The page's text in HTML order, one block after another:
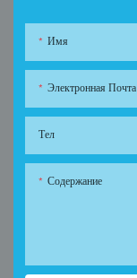
Имя
Электронная Почта
Тел
Содержание